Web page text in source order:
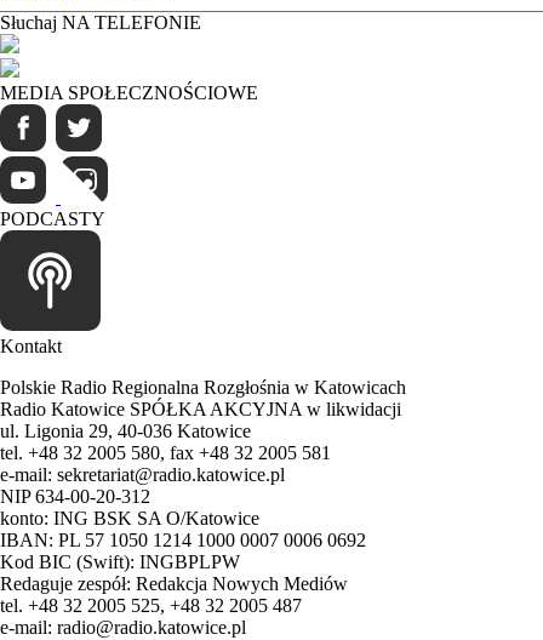
Słuchaj NA TELEFONIE
MEDIA SPOŁECZNOŚCIOWE
PODCASTY
Kontakt
Polskie Radio Regionalna Rozgłośnia w Katowicach
Radio Katowice SPÓŁKA AKCYJNA w likwidacji
ul. Ligonia 29, 40-036 Katowice
tel. +48 32 2005 580, fax +48 32 2005 581
e-mail: sekretariat@radio.katowice.pl
NIP 634-00-20-312
konto: ING BSK SA O/Katowice
IBAN: PL 57 1050 1214 1000 0007 0006 0692
Kod BIC (Swift): INGBPLPW
Redaguje zespół: Redakcja Nowych Mediów
tel. +48 32 2005 525, +48 32 2005 487
e-mail: radio@radio.katowice.pl